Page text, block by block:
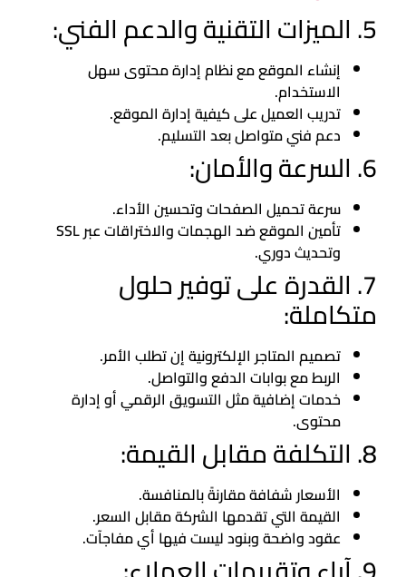
5. الميزات التقنية والدعم الفني:
إنشاء الموقع مع نظام إدارة محتوى سهل
الاستخدام.
تدريب العميل على كيفية إدارة الموقع.
دعم فني متواصل بعد التسليم.
6. السرعة والأمان:
سرعة تحميل الصفحات وتحسين الأداء.
تأمين الموقع ضد الهجمات والاختراقات عبر SSL
وتحديث دوري.
7. القدرة على توفير حلول
متكاملة:
تصميم المتاجر الإلكترونية إن تطلب الأمر.
الربط مع بوابات الدفع والتواصل.
خدمات إضافية مثل التسويق الرقمي أو إدارة
محتوى.
8. التكلفة مقابل القيمة:
الأسعار شفافة مقارنةً بالمنافسة.
القيمة التي تقدمها الشركة مقابل السعر.
عقود واضحة وبنود ليست فيها أي مفاجآت.